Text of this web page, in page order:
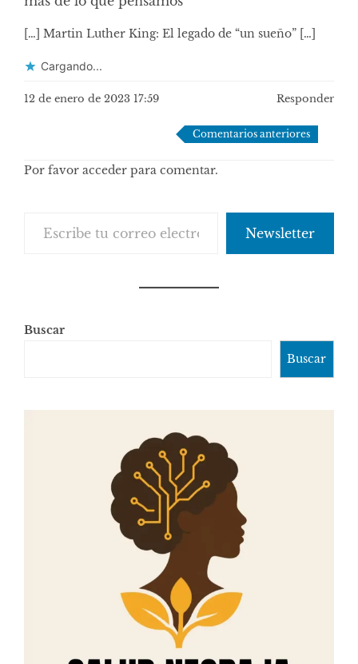
[…] Martin Luther King: El legado de “un sueño” […]
Cargando...
12 de enero de 2023 17:59 Responder
comentarios
Comentarios anteriores
Por favor acceder para comentar.
Newsletter
Buscar
Buscar